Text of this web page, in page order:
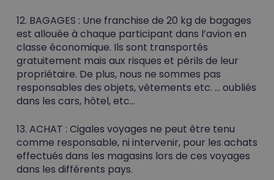
12. BAGAGES : Une franchise de 20 kg de bagages
est allouée à chaque participant dans l’avion en
classe économique. Ils sont transportés
gratuitement mais aux risques et périls de leur
propriétaire. De plus, nous ne sommes pas
responsables des objets, vêtements etc. … oubliés
dans les cars, hôtel, etc…
13. ACHAT : Cigales voyages ne peut être tenu
comme responsable, ni intervenir, pour les achats
effectués dans les magasins lors de ces voyages
dans les différents pays.